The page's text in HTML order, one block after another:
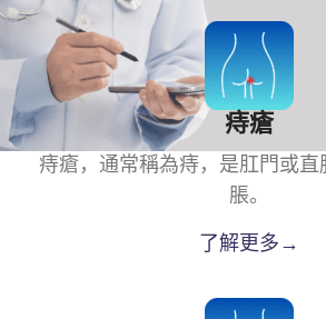
痔瘡
痔瘡，通常稱為痔，是肛門或直
脹。
了解更多→